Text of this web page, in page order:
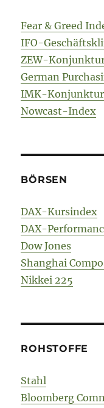
Fear & Greed
IFO-
ZEW-
German
IMK-
Nowcast-Index
BÖRSEN
DAX-Kursindex
DAX-
Dow Jones
Shanghai
Nikkei 225
ROHSTOFFE
Stahl
Bloomberg